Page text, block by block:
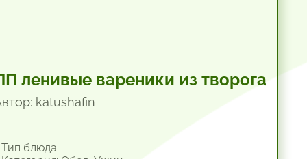
ленивые вареники из творога
katushafin
блюда: